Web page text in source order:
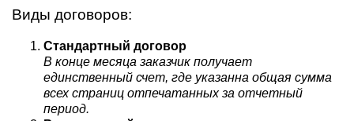
Виды договоров:
Стандартный договор
В конце месяца заказчик получает
единственный счет, где указанна общая сумма
всех страниц отпечатанных за отчетный
период.